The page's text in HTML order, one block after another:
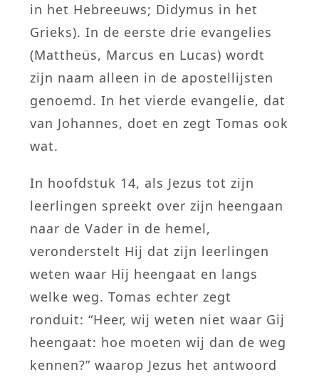
in het Hebreeuws; Didymus in het
Grieks). In de eerste drie evangelies
(Mattheüs, Marcus en Lucas) wordt
zijn naam alleen in de apostellijsten
genoemd. In het vierde evangelie, dat
van Johannes, doet en zegt Tomas ook
wat.
In hoofdstuk 14, als Jezus tot zijn
leerlingen spreekt over zijn heengaan
naar de Vader in de hemel,
veronderstelt Hij dat zijn leerlingen
weten waar Hij heengaat en langs
welke weg. Tomas echter zegt
ronduit: “Heer, wij weten niet waar Gij
heengaat: hoe moeten wij dan de weg
kennen?” waarop Jezus het antwoord